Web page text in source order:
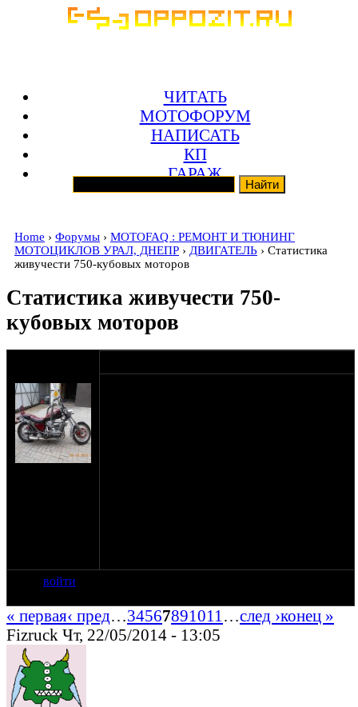
ЧИТАТЬ
МОТОФОРУМ
НАПИСАТЬ
КП
ГАРАЖ
Home › Форумы › MOTOFAQ : РЕМОНТ И ТЮНИНГ
МОТОЦИКЛОВ УРАЛ, ДНЕПР › ДВИГАТЕЛЬ › Статистика
живучести 750-кубовых моторов
Статистика живучести 750-
кубовых моторов
войти
« первая‹ пред…34567891011 …след ›конец »
Fizruck Чт, 22/05/2014 - 13:05